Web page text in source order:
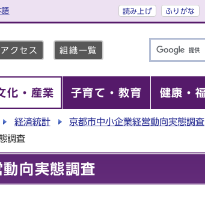
語 読み上げ ふりがな
クセス 組織一覧
化・産業 子育て・教育 健康・
経済統計
京都市中小企業経営動向実態調査
調査
向実態調査